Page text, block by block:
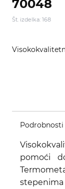
70048
Št. izdelka: 168
Podrobnosti
pomoći